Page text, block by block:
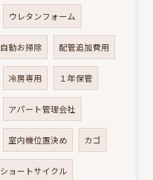
ウレタンフォーム
自動お掃除 配管追加費用
冷房専用 １年保管
アパート管理会社
室内機位置決め カゴ
ショートサイクル